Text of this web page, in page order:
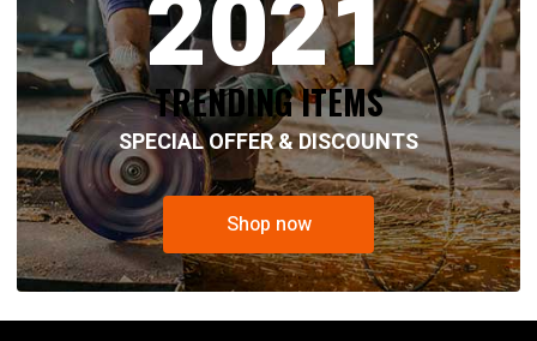
2021
TRENDING ITEMS
SPECIAL OFFER & DISCOUNTS
Shop now